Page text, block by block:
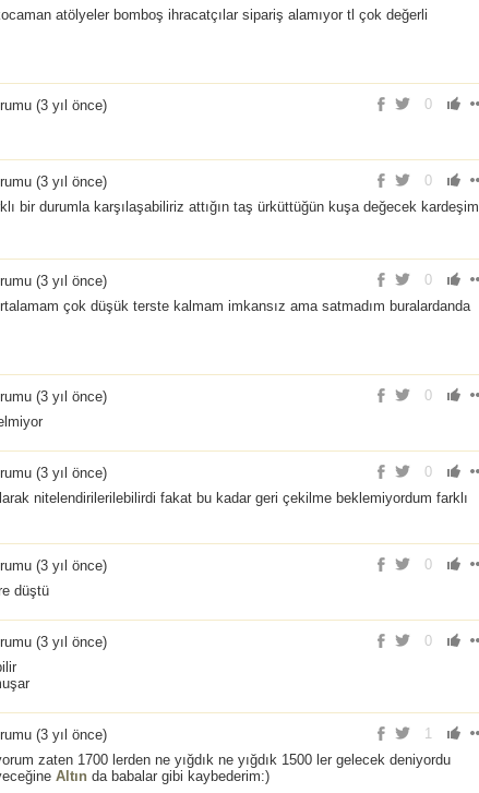
atölyeler bomboş ihracatçılar sipariş alamıyor tl çok değerli
0
(3 yıl önce)
0
(3 yıl önce)
bir durumla karşılaşabiliriz attığın taş ürküttüğün kuşa değecek kardeşim
0
(3 yıl önce)
çok düşük terste kalmam imkansız ama satmadım buralardanda
0
(3 yıl önce)
0
(3 yıl önce)
nitelendirilerilebilirdi fakat bu kadar geri çekilme beklemiyordum farklı
0
(3 yıl önce)
düştü
0
(3 yıl önce)
1
(3 yıl önce)
zaten 1700 lerden ne yığdık ne yığdık 1500 ler gelecek deniyordu
Altın da babalar gibi kaybederim:)